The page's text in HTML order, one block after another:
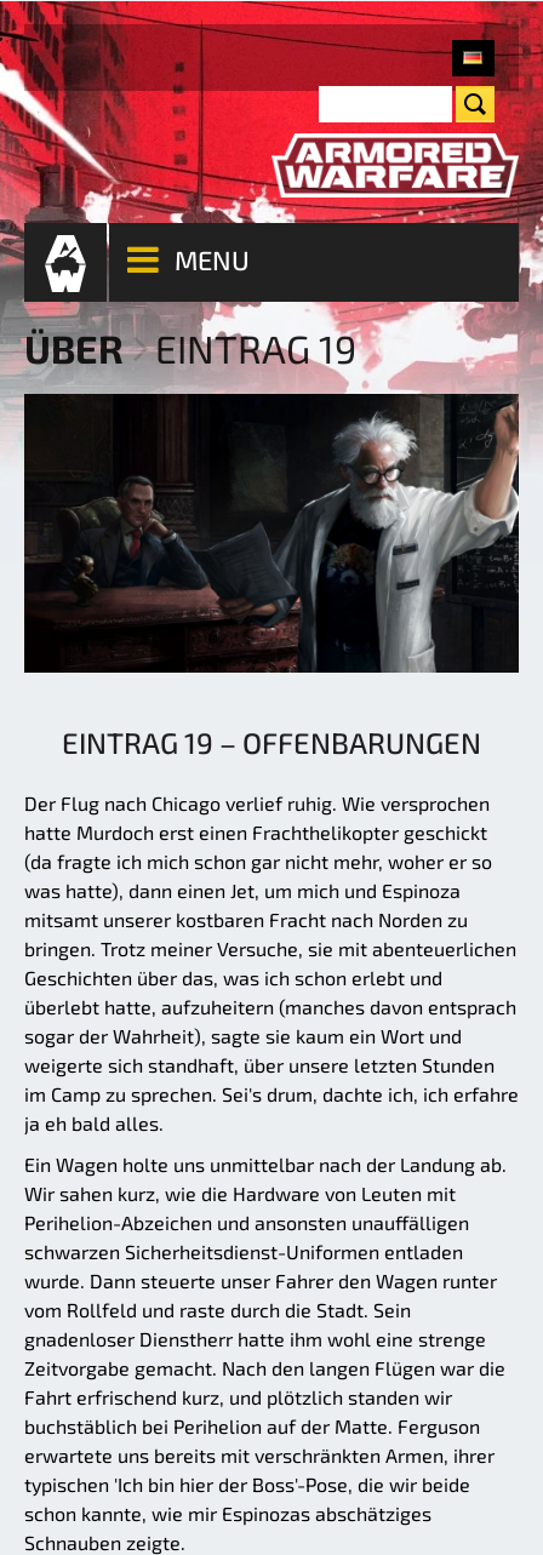
MENU
ÜBER EINTRAG 19
EINTRAG 19 – OFFENBARUNGEN
Der Flug nach Chicago verlief ruhig. Wie versprochen
hatte Murdoch erst einen Frachthelikopter geschickt
(da fragte ich mich schon gar nicht mehr, woher er so
was hatte), dann einen Jet, um mich und Espinoza
mitsamt unserer kostbaren Fracht nach Norden zu
bringen. Trotz meiner Versuche, sie mit abenteuerlichen
Geschichten über das, was ich schon erlebt und
überlebt hatte, aufzuheitern (manches davon entsprach
sogar der Wahrheit), sagte sie kaum ein Wort und
weigerte sich standhaft, über unsere letzten Stunden
im Camp zu sprechen. Sei's drum, dachte ich, ich erfahre
ja eh bald alles.
Ein Wagen holte uns unmittelbar nach der Landung ab.
Wir sahen kurz, wie die Hardware von Leuten mit
Perihelion-Abzeichen und ansonsten unauffälligen
schwarzen Sicherheitsdienst-Uniformen entladen
wurde. Dann steuerte unser Fahrer den Wagen runter
vom Rollfeld und raste durch die Stadt. Sein
gnadenloser Dienstherr hatte ihm wohl eine strenge
Zeitvorgabe gemacht. Nach den langen Flügen war die
Fahrt erfrischend kurz, und plötzlich standen wir
buchstäblich bei Perihelion auf der Matte. Ferguson
erwartete uns bereits mit verschränkten Armen, ihrer
typischen 'Ich bin hier der Boss'-Pose, die wir beide
schon kannte, wie mir Espinozas abschätziges
Schnauben zeigte.